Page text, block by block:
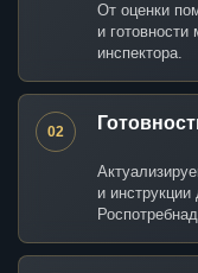
От оценки
и готовности
инспектора.
02
и